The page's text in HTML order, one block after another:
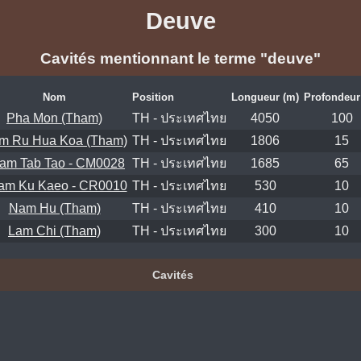
Deuve
Cavités mentionnant le terme "deuve"
Nom Position Longueur (m)
Pha Mon (Tham) TH - ประเทศไทย 4050
100
Ru Hua Koa (Tham) TH - ประเทศไทย 1806
15
Tab Tao - CM0028 TH - ประเทศไทย 1685
65
Ku Kaeo - CR0010 TH - ประเทศไทย 530
10
Nam Hu (Tham)
TH - ประเทศไทย 410
10
Lam Chi (Tham)
TH - ประเทศไทย 300 10
Cavités